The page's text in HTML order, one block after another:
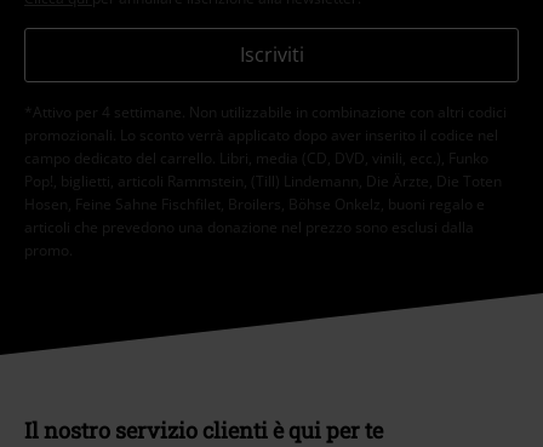
Iscriviti
*Attivo per 4 settimane. Non utilizzabile in combinazione con altri codici
promozionali. Lo sconto verrà applicato dopo aver inserito il codice nel
campo dedicato del carrello. Libri, media (CD, DVD, vinili, ecc.), Funko
Pop!, biglietti, articoli Rammstein, (Till) Lindemann, Die Ärzte, Die Toten
Hosen, Feine Sahne Fischfilet, Broilers, Böhse Onkelz, buoni regalo e
articoli che prevedono una donazione nel prezzo sono esclusi dalla
promo.
Il nostro servizio clienti è qui per te